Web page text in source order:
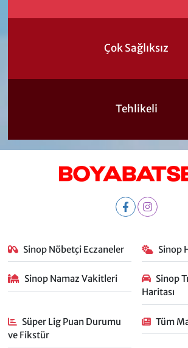
Çok Sağlıksız
Tehlikeli
Sinop Nöbetçi Eczaneler Sinop
Sinop Namaz Vakitleri
Sinop
Haritası
Süper Lig Puan Durumu
ve Fikstür
Tüm